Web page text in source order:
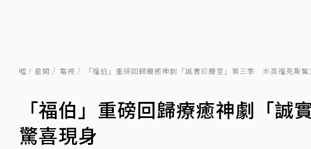
噓！星聞 電視 「福伯」重磅回歸療癒神劇「誠實診療室」第三季 米高福克斯驚
「福伯」重磅回歸療癒神劇「
驚喜現身